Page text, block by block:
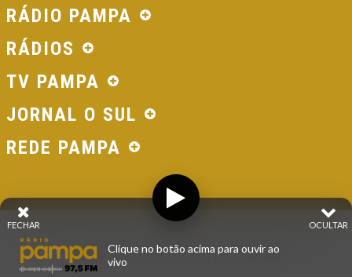
RÁDIO PAMPA
RÁDIOS
TV PAMPA
JORNAL O SUL
REDE PAMPA
© 2026 - Direitos Reservados - Rádio Pampa - Rede
Pampa de Comunicação | RS - Brasil.
OCULTAR
FECHAR
Clique no botão acima para ouvir ao
vivo